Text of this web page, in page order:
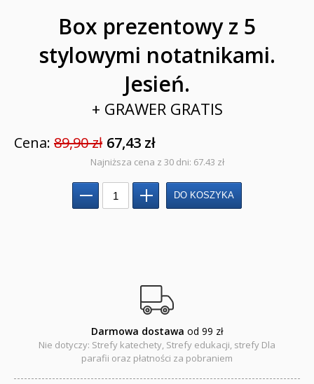
Box prezentowy z 5
stylowymi notatnikami.
Jesień.
+ GRAWER GRATIS
Cena: 89,90 zł 67,43 zł
Najniższa cena z 30 dni: 67.43 zł
Darmowa dostawa od 99 zł
Nie dotyczy: Strefy katechety, Strefy edukacji, strefy Dla
parafii oraz płatności za pobraniem